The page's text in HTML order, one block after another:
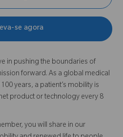
se agora
in pushing the boundaries of
forward. As a global medical
years, a patient’s mobility is
product or technology every 8
you will share in our